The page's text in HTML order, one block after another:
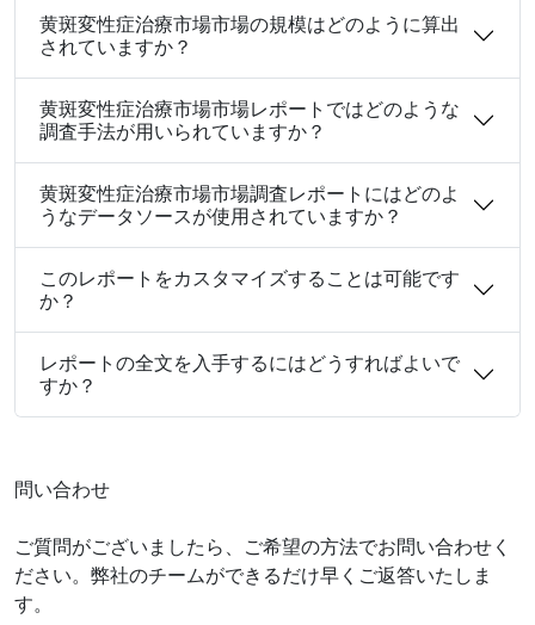
黄斑変性症治療市場市場の規模はどのように算出
されていますか？
黄斑変性症治療市場市場レポートではどのような
調査手法が用いられていますか？
黄斑変性症治療市場市場調査レポートにはどのよ
うなデータソースが使用されていますか？
このレポートをカスタマイズすることは可能です
か？
レポートの全文を入手するにはどうすればよいで
すか？
問い合わせ
ご質問がございましたら、ご希望の方法でお問い合わせく
ださい。弊社のチームができるだけ早くご返答いたしま
す。